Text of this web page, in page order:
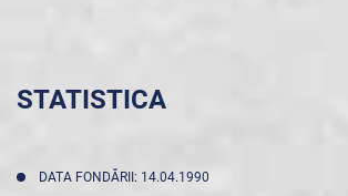
STATISTICA
DATA FONDĂRII: 14.04.1990